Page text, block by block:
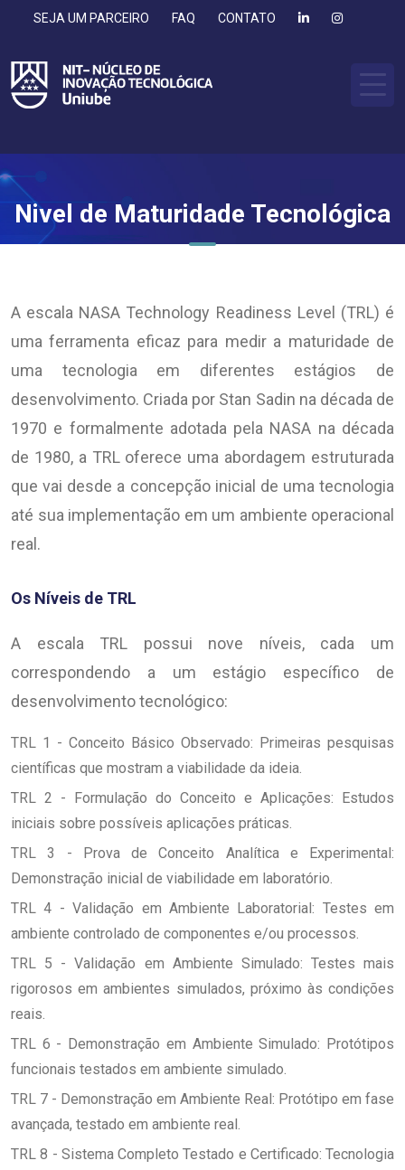
SEJA UM PARCEIRO FAQ CONTATO
Nivel de Maturidade Tecnológica
A escala NASA Technology Readiness Level (TRL) é
uma ferramenta eficaz para medir a maturidade de
uma tecnologia em diferentes estágios de
desenvolvimento. Criada por Stan Sadin na década de
1970 e formalmente adotada pela NASA na década
de 1980, a TRL oferece uma abordagem estruturada
que vai desde a concepção inicial de uma tecnologia
até sua implementação em um ambiente operacional
real.
Os Níveis de TRL
A escala TRL possui nove níveis, cada um
correspondendo a um estágio específico de
desenvolvimento tecnológico:
TRL 1 - Conceito Básico Observado: Primeiras pesquisas
científicas que mostram a viabilidade da ideia.
TRL 2 - Formulação do Conceito e Aplicações: Estudos
iniciais sobre possíveis aplicações práticas.
TRL 3 - Prova de Conceito Analítica e Experimental:
Demonstração inicial de viabilidade em laboratório.
TRL 4 - Validação em Ambiente Laboratorial: Testes em
ambiente controlado de componentes e/ou processos.
TRL 5 - Validação em Ambiente Simulado: Testes mais
rigorosos em ambientes simulados, próximo às condições
reais.
TRL 6 - Demonstração em Ambiente Simulado: Protótipos
funcionais testados em ambiente simulado.
TRL 7 - Demonstração em Ambiente Real: Protótipo em fase
avançada, testado em ambiente real.
TRL 8 - Sistema Completo Testado e Certificado: Tecnologia